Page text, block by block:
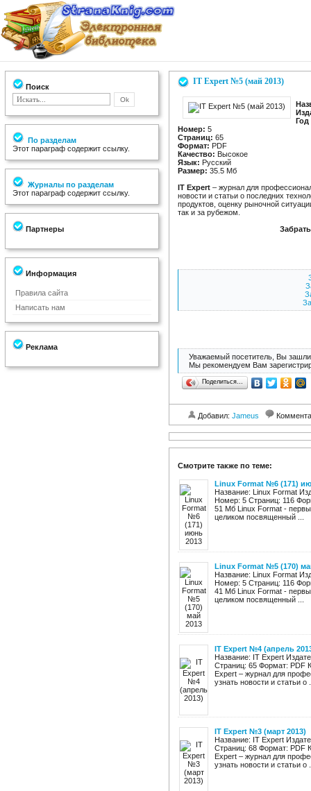
Поиск
По разделам
Этот параграф содержит ссылку.
Журналы по разделам
Этот параграф содержит ссылку.
Партнеры
Информация
Правила сайта
Написать нам
Реклама
IT Expert №5 (май 2013)
Номер: 5
Страниц: 65
Формат: PDF
Качество: Высокое
Язык: Русский
Размер: 35.5 Мб
IT Expert – журнал для
новости и статьи о последних
продуктов, оценку рыночной
так и за рубежом.
Уважаемый посетитель, Вы зашли
Мы рекомендуем Вам
Поделиться…
Добавил: Jameus
Смотрите также по теме:
Linux Format №6 (171)
Название: Linux Format
Номер: 5 Страниц: 116
51 Мб Linux Format -
целиком посвященный ...
Linux Format №5 (170)
Название: Linux Format
Номер: 5 Страниц: 116
41 Мб Linux Format -
целиком посвященный ...
IT Expert №4 (апрель
Название: IT Expert
Страниц: 65 Формат: PDF
Expert – журнал для
узнать новости и статьи о
IT Expert №3 (март 2013)
Название: IT Expert
Страниц: 68 Формат: PDF
Expert – журнал для
узнать новости и статьи о